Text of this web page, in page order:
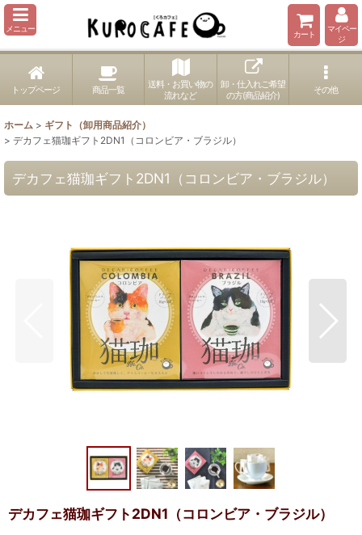
メニュー
カート
マイペー
ジ
トップページ 商品一覧
送料・お買い物の
流れなど
卸・仕入れご希望
の方(商品紹介)
その他
ホーム > ギフト（卸用商品紹介）
> デカフェ猫珈ギフト2DN1（コロンビア・ブラジル）
デカフェ猫珈ギフト2DN1（コロンビア・ブラジル）
デカフェ猫珈ギフト2DN1（コロンビア・ブラジル）